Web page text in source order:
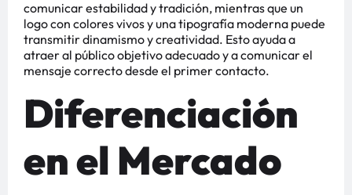
comunicar estabilidad y tradición, mientras que un
logo con colores vivos y una tipografía moderna puede
transmitir dinamismo y creatividad. Esto ayuda a
atraer al público objetivo adecuado y a comunicar el
mensaje correcto desde el primer contacto​​​​.
Diferenciación
en el Mercado